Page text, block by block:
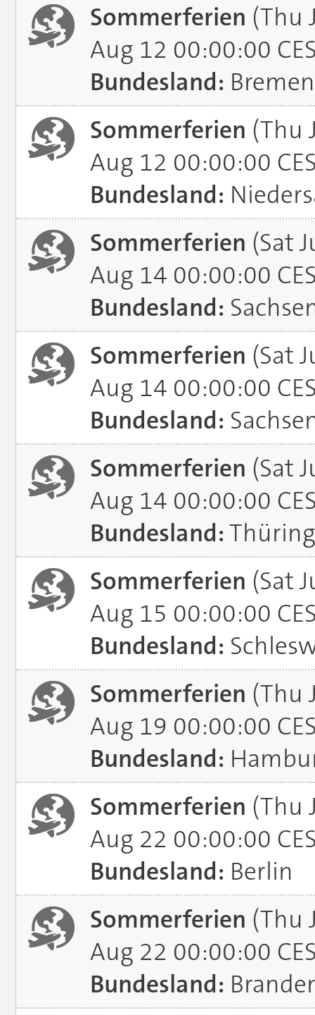
Sommerferien (Thu
Aug 12 00:00:00
Bundesland: Bremen
Sommerferien (Thu
Aug 12 00:00:00
Bundesland:
Sommerferien (Sat
Aug 14 00:00:00
Bundesland:
Sommerferien (Sat
Aug 14 00:00:00
Bundesland:
Sommerferien (Sat
Aug 14 00:00:00
Bundesland:
Sommerferien (Sat
Aug 15 00:00:00
Bundesland:
Sommerferien (Thu
Aug 19 00:00:00
Bundesland:
Sommerferien (Thu
Aug 22 00:00:00
Bundesland: Berlin
Sommerferien (Thu
Aug 22 00:00:00
Bundesland: